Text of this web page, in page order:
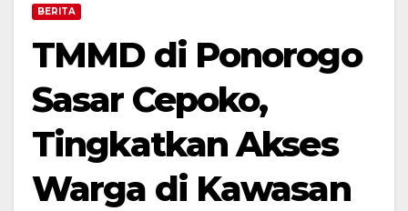
BERITA
TMMD di Ponorogo
Sasar Cepoko,
Tingkatkan Akses
Warga di Kawasan